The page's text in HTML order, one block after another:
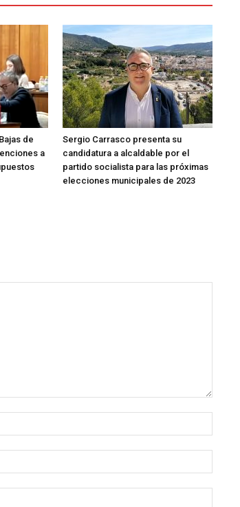
de
a
Sergio Carrasco presenta su
candidatura a alcaldable por el
partido socialista para las próximas
elecciones municipales de 2023